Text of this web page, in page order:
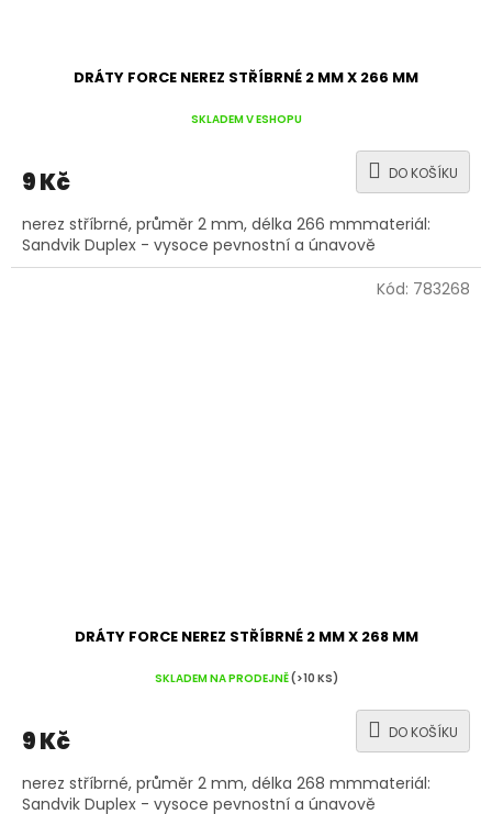
DRÁTY FORCE NEREZ STŘÍBRNÉ 2 MM X 266 MM
SKLADEM V ESHOPU
9 Kč DO KOŠÍKU
nerez stříbrné, průměr 2 mm, délka 266 mmmateriál:
Sandvik Duplex - vysoce pevnostní a únavově
DRÁTY FORCE NEREZ STŘÍBRNÉ 2 MM X 268 MM
SKLADEM NA PRODEJNĚ(>10 KS)
9 Kč DO KOŠÍKU
nerez stříbrné, průměr 2 mm, délka 268 mmmateriál:
Sandvik Duplex - vysoce pevnostní a únavově
Kód: 783268